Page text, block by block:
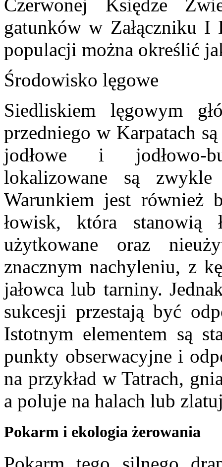
Czerwonej Księdze
gatunków w Załączniku
populacji można określić
Środowisko lęgowe
Siedliskiem lęgowym
przedniego w Karpatach
jodłowe i jodłowo-
lokalizowane są
Warunkiem jest również
łowisk, która stanowią
użytkowane oraz
znacznym nachyleniu, z
jałowca lub tarniny.
sukcesji przestają być
Istotnym elementem są
punkty obserwacyjne i
na przykład w Tatrach,
a poluje na halach lub
Pokarm i ekologia żerowania